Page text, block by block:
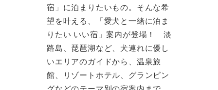
宿」に泊まりたいもの。そんな希
望を叶える、「愛犬と一緒に泊ま
りたい いい宿」案内が登場！ 淡
路島、琵琶湖など、犬連れに優し
いエリアのガイドから、温泉旅
館、リゾートホテル、グランピン